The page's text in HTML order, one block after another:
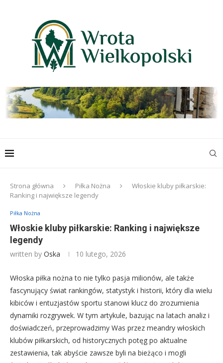
Strona główna Piłka Nożna
Włoskie kluby piłkarskie:
Ranking i największe legendy
Piłka Nożna
Włoskie kluby piłkarskie: Ranking i największe
legendy
written by Oska 10 lutego, 2026
Włoska piłka nożna to nie tylko pasja milionów, ale także
fascynujący świat rankingów, statystyk i historii, który dla wielu
kibiców i entuzjastów sportu stanowi klucz do zrozumienia
dynamiki rozgrywek. W tym artykule, bazując na latach analiz i
doświadczeń, przeprowadzimy Was przez meandry włoskich
klubów piłkarskich, od historycznych potęg po aktualne
zestawienia, tak abyście zawsze byli na bieżąco i mogli